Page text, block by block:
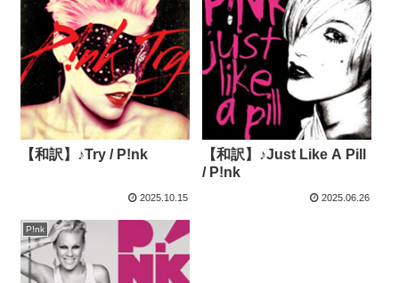
【和訳】♪Try / P!nk
2025.10.15
【和訳】♪Just Like A Pill
/ P!nk
2025.06.26
P!nk